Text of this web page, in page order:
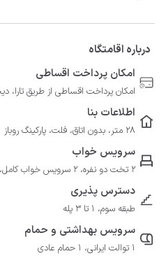
درباره اقامتگاه
امکان پرداخت اقساطی
امکان پرداخت اقساطی از طریق تارا،
اطلاعات بنا
28 متر، بدون اتاق، فلت، پارکینگ روباز
سرویس خواب
2 تخت دو نفره، 2 سرویس خواب کامل، 2 پتو
دسترس پذیری
طبقه سوم، 1 تا 3 پله
سرویس بهداشتی و حمام
1 توالت ایرانی، 1 حمام عادی